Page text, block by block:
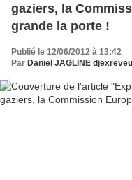
gaziers, la
grande la porte !
Publié le 12/06/2012 à 13:42
Par Daniel JAGLINE